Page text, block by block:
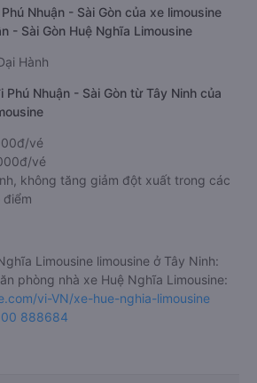
Nhuận - Sài Gòn của xe limousine
- Sài Gòn Huệ Nghĩa Limousine
Hành
Phú Nhuận - Sài Gòn từ Tây Ninh của
vé
vé
không tăng giảm đột xuất trong các
điểm
Limousine limousine ở Tây Ninh:
phòng nhà xe Huệ Nghĩa Limousine:
vi-VN/xe-hue-nghia-limousine
888684